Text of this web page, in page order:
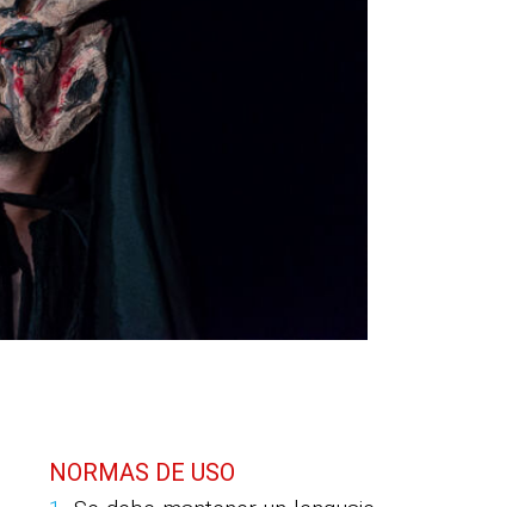
NORMAS DE USO